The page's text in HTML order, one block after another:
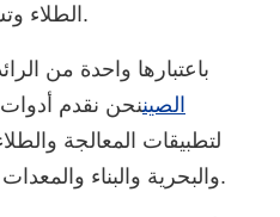
الطلاء وتشذيب الحواف وما إلى ذلك.
باعتبارها واحدة من
الصيننحن نقدم
لتطبيقات المعالجة
والبحرية والبناء والمعدات الرياضية والطاقة المتجددة.